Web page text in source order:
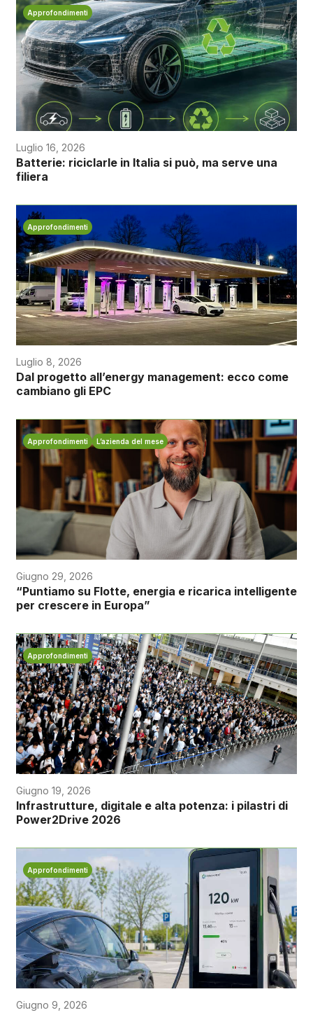
Approfondimenti
Luglio 16, 2026
Batterie: riciclarle in Italia si può, ma serve una
filiera
Approfondimenti
Luglio 8, 2026
Dal progetto all’energy management: ecco come
cambiano gli EPC
Approfondimenti L’azienda del mese
Giugno 29, 2026
“Puntiamo su Flotte, energia e ricarica intelligente
per crescere in Europa”
Approfondimenti
Giugno 19, 2026
Infrastrutture, digitale e alta potenza: i pilastri di
Power2Drive 2026
Approfondimenti
Giugno 9, 2026